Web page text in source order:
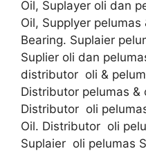
Oil, Suplayer oli dan
Oil, Supplyer
Bearing. Suplaier
Suplier oli dan
distributor oli &
Distributor pelumas &
Distributor oli
Oil. Distributor oli
Suplaier oli pelumas